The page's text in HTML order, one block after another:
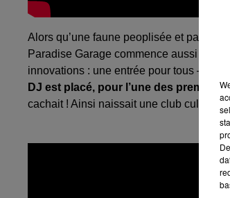
Alors qu’une faune peoplisée et
Paradise Garage commence aussi à
innovations : une entrée pour tous –
DJ est placé, pour l’une des
cachait ! Ainsi naissait une club culture,